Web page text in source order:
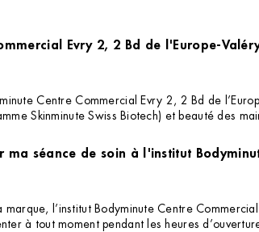
Evry 2, 2 Bd de l'Europe-
Centre Commercial Evry 2, 2 Bd de
Skinminute Swiss Biotech) et beauté des
ma séance de soin à l'institut
l’institut Bodyminute Centre
à tout moment pendant les heures